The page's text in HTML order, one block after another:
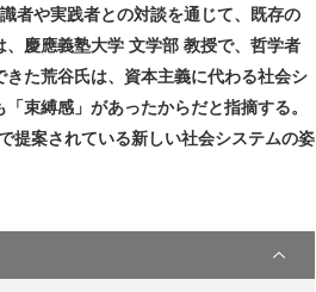
や実践者との対談を通じて、既存の
慶應義塾大学 文学部 教授で、哲学者
た荒谷氏は、資本主義に代わる社会シ
束縛感」があったからだと指摘する。
提案されている新しい社会システムの姿